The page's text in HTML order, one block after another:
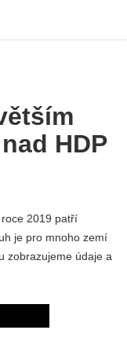
HDP
2019 patří
je pro mnoho zemí
zobrazujeme údaje a